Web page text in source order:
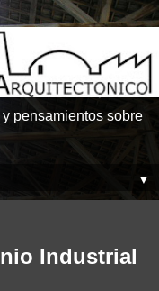
pensamientos sobre
▼
Industrial